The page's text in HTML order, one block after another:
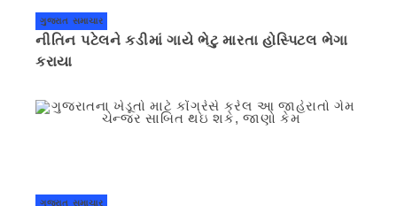
ગુજરાત સમાચાર
નીતિન પટેલને કડીમાં ગાયે ભેટુ મારતા હોસ્પિટલ ભેગા
કરાયા
ગુજરાત સમાચાર